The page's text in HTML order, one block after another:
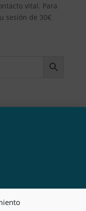
vital. Para
sesión de 30€